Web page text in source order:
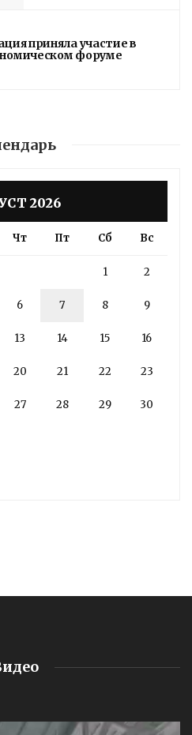
приняла участие в
форуме
2026
Чт Пт Сб Вс
1 2
6 7 8 9
13 14 15 16
20 21 22 23
27 28 29 30